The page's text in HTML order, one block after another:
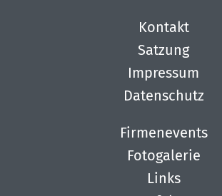
Kontakt
Satzung
Impressum
Datenschutz
Firmenevents
Fotogalerie
Links